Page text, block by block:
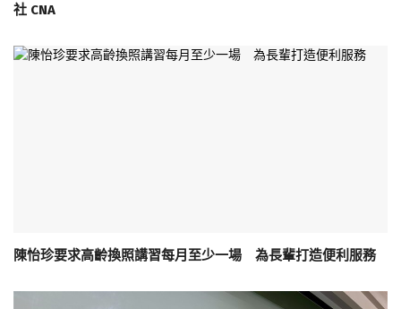
社 CNA
陳怡珍要求高齡換照講習每月至少一場 為長輩打造便利服務